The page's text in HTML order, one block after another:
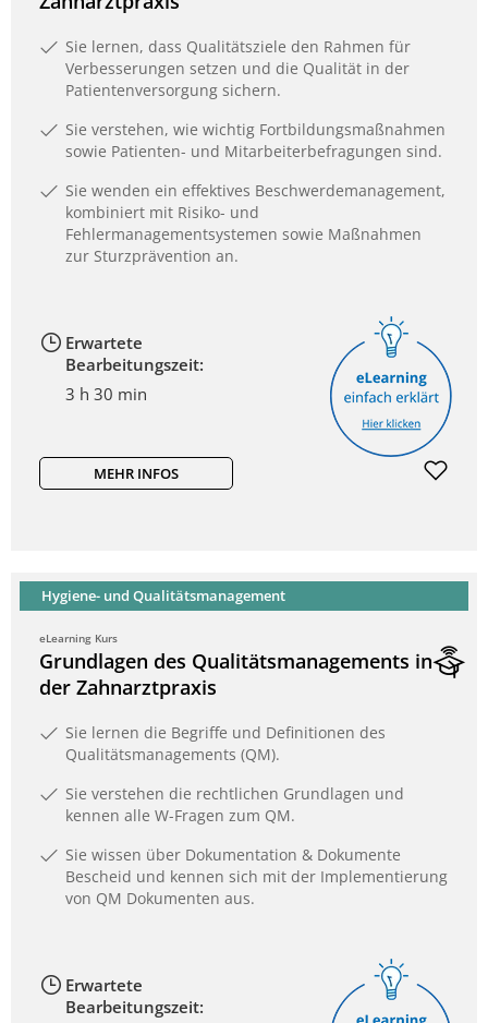
Sie lernen, dass Qualitätsziele den Rahmen für
Verbesserungen setzen und die Qualität in der
Patientenversorgung sichern.
Sie verstehen, wie wichtig Fortbildungsmaßnahmen
sowie Patienten- und Mitarbeiterbefragungen sind.
Sie wenden ein effektives Beschwerdemanagement,
kombiniert mit Risiko- und
Fehlermanagementsystemen sowie Maßnahmen
zur Sturzprävention an.
Erwartete
Bearbeitungszeit:
3 h 30 min
MEHR INFOS
Hygiene- und Qualitätsmanagement
eLearning Kurs
Grundlagen des Qualitätsmanagements in
der Zahnarztpraxis
Sie lernen die Begriffe und Definitionen des
Qualitätsmanagements (QM).
Sie verstehen die rechtlichen Grundlagen und
kennen alle W-Fragen zum QM.
Sie wissen über Dokumentation & Dokumente
Bescheid und kennen sich mit der Implementierung
von QM Dokumenten aus.
Erwartete
Bearbeitungszeit: